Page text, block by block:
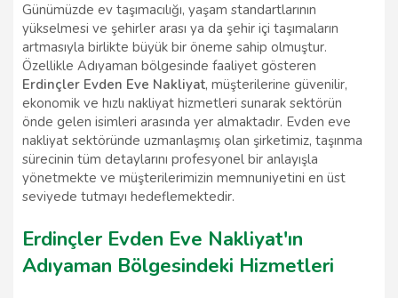
Günümüzde ev taşımacılığı, yaşam standartlarının
yükselmesi ve şehirler arası ya da şehir içi taşımaların
artmasıyla birlikte büyük bir öneme sahip olmuştur.
Özellikle Adıyaman bölgesinde faaliyet gösteren
Erdinçler Evden Eve Nakliyat, müşterilerine güvenilir,
ekonomik ve hızlı nakliyat hizmetleri sunarak sektörün
önde gelen isimleri arasında yer almaktadır. Evden eve
nakliyat sektöründe uzmanlaşmış olan şirketimiz, taşınma
sürecinin tüm detaylarını profesyonel bir anlayışla
yönetmekte ve müşterilerimizin memnuniyetini en üst
seviyede tutmayı hedeflemektedir.
Erdinçler Evden Eve Nakliyat'ın
Adıyaman Bölgesindeki Hizmetleri